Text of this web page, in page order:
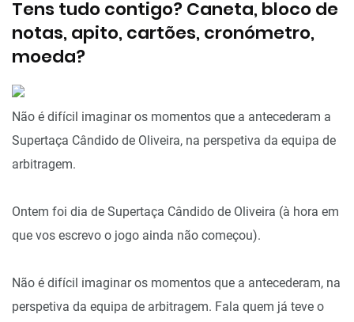
Tens tudo contigo? Caneta, bloco de
notas, apito, cartões, cronómetro,
moeda?
Não é difícil imaginar os momentos que a antecederam a
Supertaça Cândido de Oliveira, na perspetiva da equipa de
arbitragem.
Ontem foi dia de Supertaça Cândido de Oliveira (à hora em
que vos escrevo o jogo ainda não começou).
Não é difícil imaginar os momentos que a antecederam, na
perspetiva da equipa de arbitragem. Fala quem já teve o